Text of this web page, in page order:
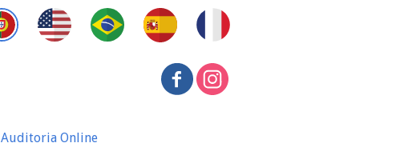
Auditoria Online